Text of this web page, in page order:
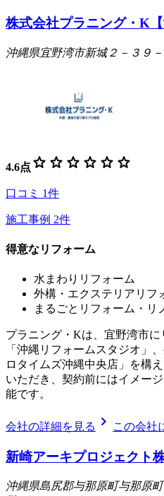
株式会社プラニング・K【
沖縄県宜野湾市新城２－３９
4.6点 star star star star star star
口コミ 1件
施工事例 2件
得意なリフォーム
水まわりリフォーム
外構・エクステリアリフ
まるごとリフォーム・リ
プラニング・Kは、宜野湾市
「沖縄リフォームスタジオ」
ロタイムズ沖縄中央店」を構
いただき、契約前にはイメー
能です。
会社の詳細を見る chevron_right この会社
新崎アーキプロジェクト
沖縄県島尻郡与那原町与那原